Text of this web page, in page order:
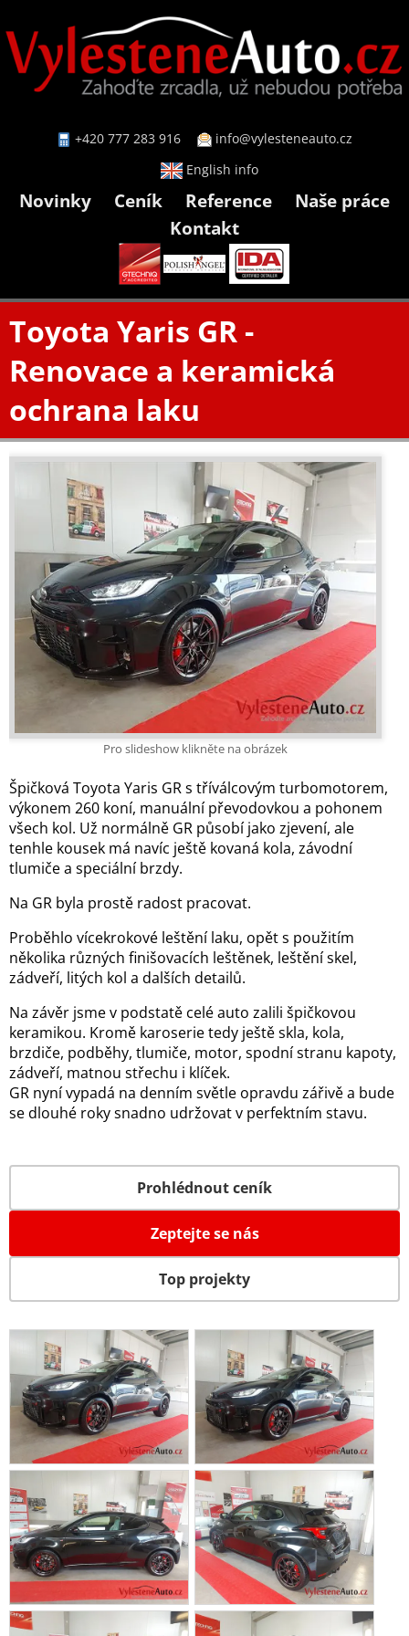
+420 777 283 916
info@vylesteneauto.cz
English info
Novinky Ceník Reference
Naše práce
Kontakt
Toyota Yaris GR -
Renovace a keramická
ochrana laku
Pro slideshow klikněte na obrázek
Špičková Toyota Yaris GR s tříválcovým turbomotorem,
výkonem 260 koní, manuální převodovkou a pohonem
všech kol. Už normálně GR působí jako zjevení, ale
tenhle kousek má navíc ještě kovaná kola, závodní
tlumiče a speciální brzdy.
Na GR byla prostě radost pracovat.
Proběhlo vícekrokové leštění laku, opět s použitím
několika různých finišovacích leštěnek, leštění skel,
zádveří, litých kol a dalších detailů.
Na závěr jsme v podstatě celé auto zalili špičkovou
keramikou. Kromě karoserie tedy ještě skla, kola,
brzdiče, podběhy, tlumiče, motor, spodní stranu kapoty,
zádveří, matnou střechu i klíček.
GR nyní vypadá na denním světle opravdu zářivě a bude
se dlouhé roky snadno udržovat v perfektním stavu.
Prohlédnout ceník
Zeptejte se nás
Top projekty